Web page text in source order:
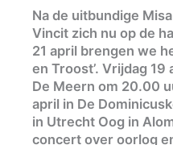
Na de uitbundige
Vincit zich nu op de
21 april brengen we
en Troost’. Vrijdag
De Meern om 20.00
april in De
in Utrecht Oog in
concert over oorlog